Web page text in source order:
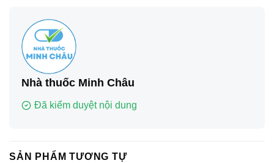
Nhà thuốc Minh Châu
Đã kiểm duyệt nội dung
SẢN PHẨM TƯƠNG TỰ